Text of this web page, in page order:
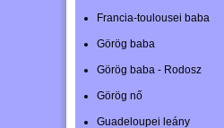
Francia-toulousei baba
Görög baba
Görög baba - Rodosz
Görög nő
Guadeloupei leány